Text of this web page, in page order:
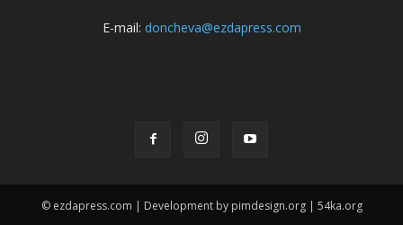
E-mail: doncheva@ezdapress.com
© ezdapress.com | Development by pimdesign.org | 54ka.org